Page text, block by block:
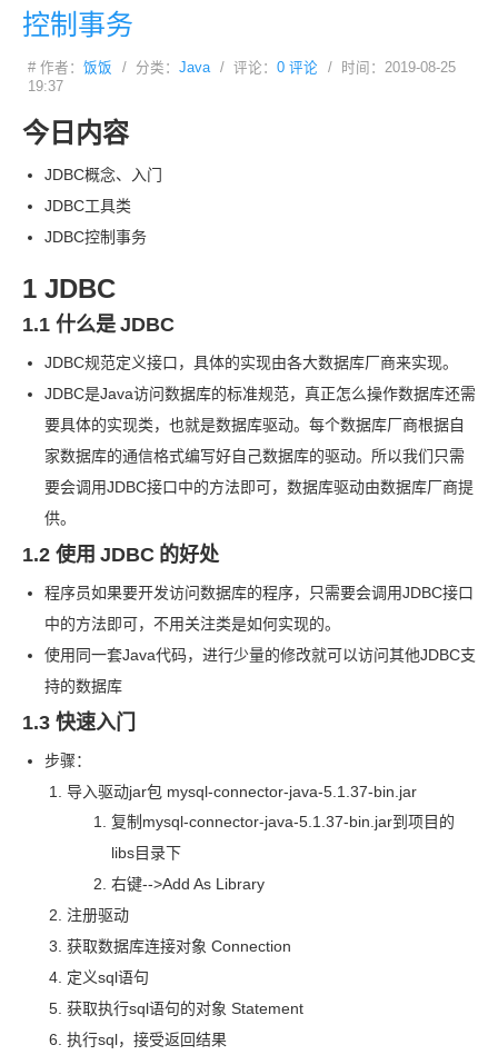
控制事务
# 作者： 饭饭 / 分类： Java / 评论： 0 评论
/ 时间：2019-08-25
19:37
今日内容
JDBC概念、入门
JDBC工具类
JDBC控制事务
1 JDBC
1.1 什么是 JDBC
JDBC规范定义接口，具体的实现由各大数据库厂商来实现。
JDBC是Java访问数据库的标准规范，真正怎么操作数据库还需
要具体的实现类，也就是数据库驱动。每个数据库厂商根据自
家数据库的通信格式编写好自己数据库的驱动。所以我们只需
要会调用JDBC接口中的方法即可，数据库驱动由数据库厂商提
供。
1.2 使用 JDBC 的好处
程序员如果要开发访问数据库的程序，只需要会调用JDBC接口
中的方法即可，不用关注类是如何实现的。
使用同一套Java代码，进行少量的修改就可以访问其他JDBC支
持的数据库
1.3 快速入门
步骤：
导入驱动jar包 mysql-connector-java-5.1.37-bin.jar
复制 mysql-connector-java-5.1.37-bin.jar到项目的
libs目录下
右键-->Add As Library
注册驱动
获取数据库连接对象 Connection
定义sql语句
获取执行sql语句的对象 Statement
执行sql，接受返回结果